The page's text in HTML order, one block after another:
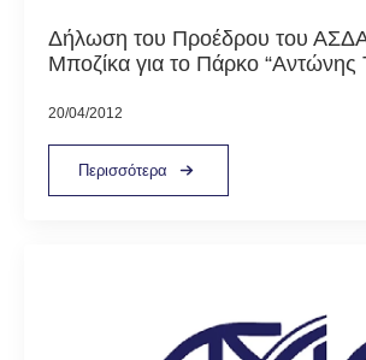
Δήλωση του Προέδρου του
Μποζίκα για το Πάρκο “Αντώνης
20/04/2012
Περισσότερα